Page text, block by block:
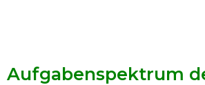
Aufgabenspektrum